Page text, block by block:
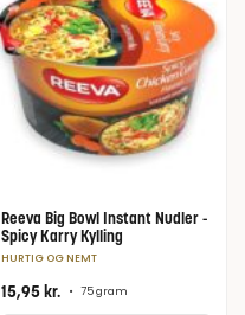
Reeva Big Bowl Instant Nudler -
Spicy Karry Kylling
HURTIG OG NEMT
15,95kr. • 75 gram